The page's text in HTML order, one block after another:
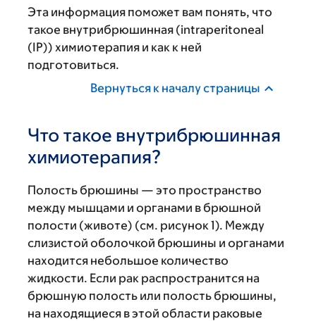
Эта информация поможет вам понять, что
такое внутрибрюшинная (intraperitoneal
(IP)) химиотерапия и как к ней
подготовиться.
Вернуться к началу страницы
Что такое внутрибрюшинная
химиотерапия?
Полость брюшины — это пространство
между мышцами и органами в брюшной
полости (животе) (см. рисунок 1). Между
слизистой оболочкой брюшины и органами
находится небольшое количество
жидкости. Если рак распространится на
брюшную полость или полость брюшины,
на находящиеся в этой области раковые